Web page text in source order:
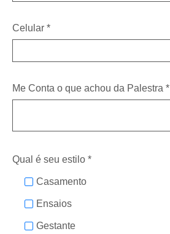
Celular *
Me Conta o que achou da Palestra *
Qual é seu estilo *
Casamento
Ensaios
Gestante